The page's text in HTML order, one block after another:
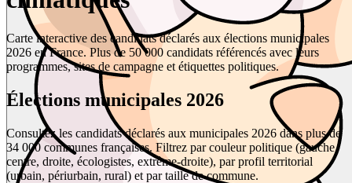
Carte interactive des candidats déclarés aux élections municipales
2026 en France. Plus de 50 000 candidats référencés avec leurs
programmes, sites de campagne et étiquettes politiques.
Élections municipales 2026
Consultez les candidats déclarés aux municipales 2026 dans plus de
34 000 communes françaises. Filtrez par couleur politique (gauche,
centre, droite, écologistes, extrême-droite), par profil territorial
(urbain, périurbain, rural) et par taille de commune.